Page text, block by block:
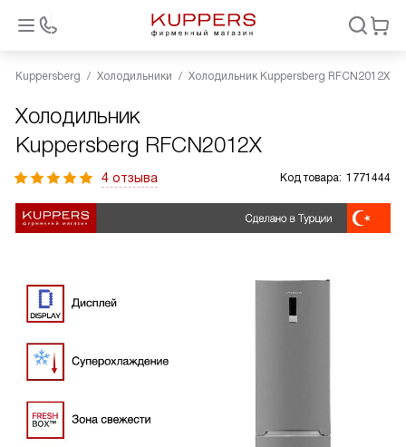
Kuppersberg Холодильники Холодильник Kuppersberg RFCN2012X
Холодильник
Kuppersberg RFCN2012X
4 отзыва Код товара: 1771444